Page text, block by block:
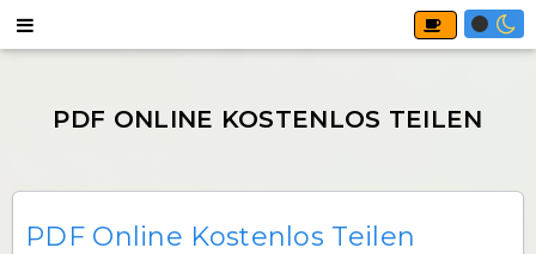
PDF Online Kostenlos Teilen